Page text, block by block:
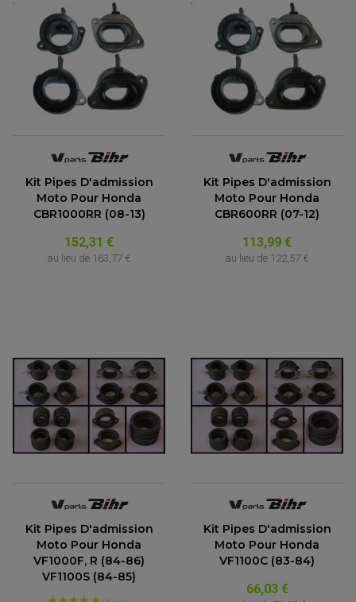
Kit Pipes D'admission
Moto Pour Honda
CBR1000RR (08-13)
152,31 €
au lieu de 163,77 €
Kit Pipes D'admission
Moto Pour Honda
CBR600RR (07-12)
113,99 €
au lieu de 122,57 €
Kit Pipes D'admission
Moto Pour Honda
VF1000F, R (84-86)
VF1100S (84-85)
Kit Pipes D'admission
Moto Pour Honda
VF1100C (83-84)
66,03 €